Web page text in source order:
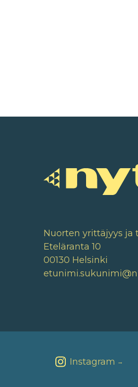
Nuorten yrittäjyys ja
Eteläranta 10
00130 Helsinki
Instagram →